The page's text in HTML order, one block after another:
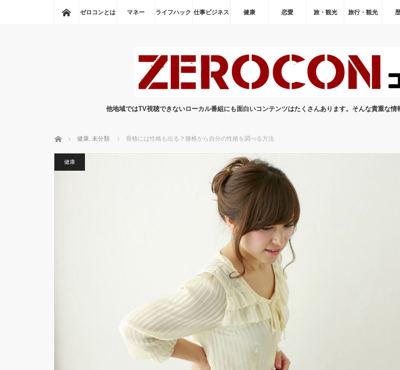
ホーム
ゼロコンとは マネー ライフハック 仕事ビジネス 健康 恋愛 旅・観光 旅行・観光
他地域ではTV視聴できないローカル番組にも面白いコンテンツはたくさんあります。そんな貴重な情
ホーム 健康, 未分類 骨格には性格も出る？腰椎から自分の性格を調べる方法
健康